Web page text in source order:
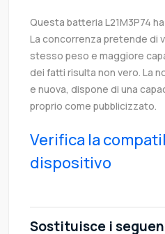
Questa batteria L21M3P74
La concorrenza pretende di
stesso peso e maggiore
dei fatti risulta non vero. La
e nuova, dispone di una
proprio come pubblicizzato.
Verifica la
dispositivo
Sostituisce i